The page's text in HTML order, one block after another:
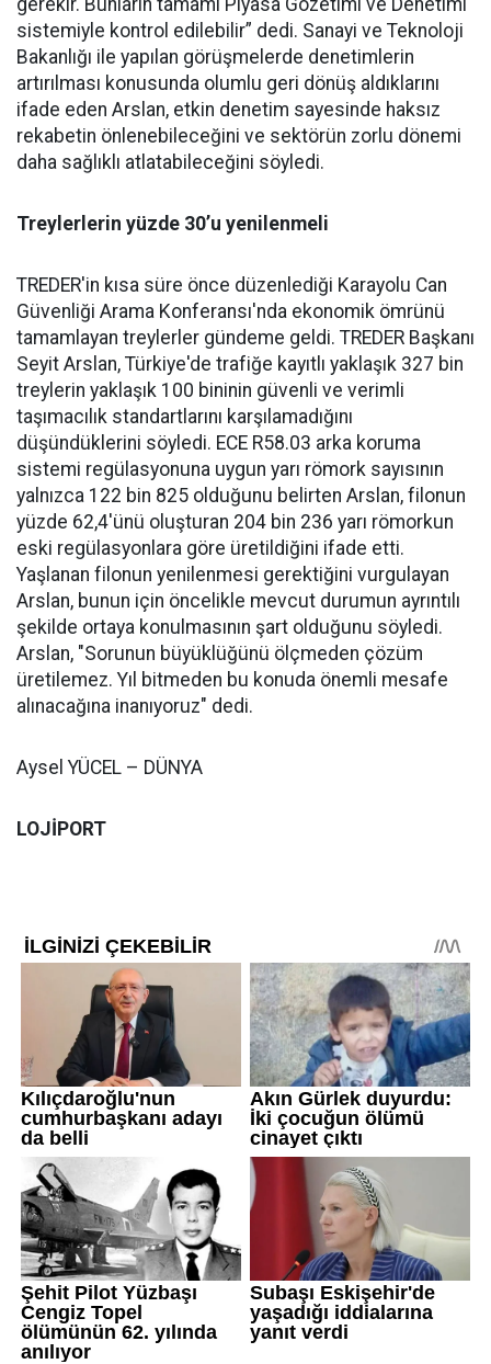
sistemiyle kontrol edilebilir” dedi. Sanayi ve Teknoloji
Bakanlığı ile yapılan görüşmelerde denetimlerin
artırılması konusunda olumlu geri dönüş aldıklarını
ifade eden Arslan, etkin denetim sayesinde haksız
rekabetin önlenebileceğini ve sektörün zorlu dönemi
daha sağlıklı atlatabileceğini söyledi.
Treylerlerin yüzde 30’u yenilenmeli
TREDER'in kısa süre önce düzenlediği Karayolu Can
Güvenliği Arama Konferansı'nda ekonomik ömrünü
tamamlayan treylerler gündeme geldi. TREDER Başkanı
Seyit Arslan, Türkiye'de trafiğe kayıtlı yaklaşık 327 bin
treylerin yaklaşık 100 bininin güvenli ve verimli
taşımacılık standartlarını karşılamadığını
düşündüklerini söyledi. ECE R58.03 arka koruma
sistemi regülasyonuna uygun yarı römork sayısının
yalnızca 122 bin 825 olduğunu belirten Arslan, filonun
yüzde 62,4'ünü oluşturan 204 bin 236 yarı römorkun
eski regülasyonlara göre üretildiğini ifade etti.
Yaşlanan filonun yenilenmesi gerektiğini vurgulayan
Arslan, bunun için öncelikle mevcut durumun ayrıntılı
şekilde ortaya konulmasının şart olduğunu söyledi.
Arslan, "Sorunun büyüklüğünü ölçmeden çözüm
üretilemez. Yıl bitmeden bu konuda önemli mesafe
alınacağına inanıyoruz" dedi.
Aysel YÜCEL – DÜNYA
LOJİPORT